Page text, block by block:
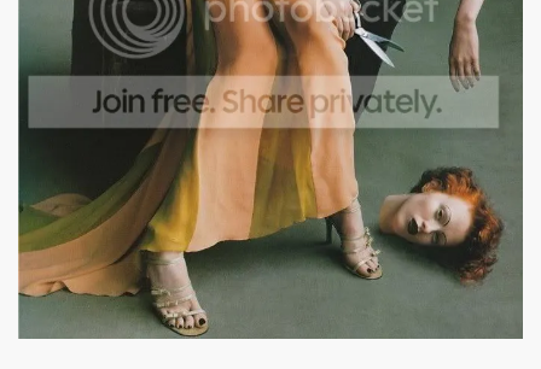
, DESOLACIÓN Y TRISTEZA
A MIS POEMAS
JEM WONG –– SANTIAGO GILESSA)